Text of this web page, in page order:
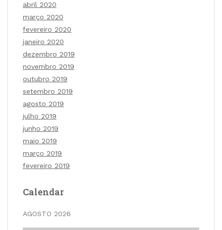
abril 2020
março 2020
fevereiro 2020
janeiro 2020
dezembro 2019
novembro 2019
outubro 2019
setembro 2019
agosto 2019
julho 2019
junho 2019
maio 2019
março 2019
fevereiro 2019
Calendar
AGOSTO 2026